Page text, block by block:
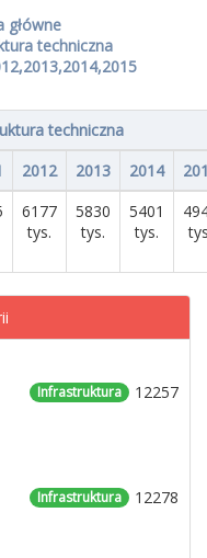
główne
techniczna
techniczna
2012 2013 2014
6177
tys.
5830
tys.
5401
tys.
12257
Infrastruktura
12278
Infrastruktura